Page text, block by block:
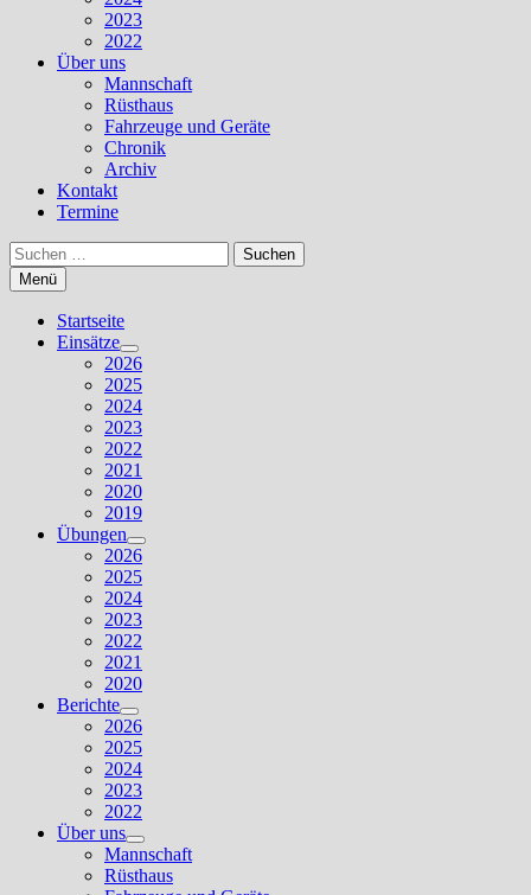
2023
2022
Über uns
Mannschaft
Rüsthaus
Fahrzeuge und Geräte
Chronik
Archiv
Kontakt
Termine
Suchen
nach:
Menü
Startseite
Einsätze
Untermenü
anzeigen
2026
2025
2024
2023
2022
2021
2020
2019
Übungen
Untermenü
anzeigen
2026
2025
2024
2023
2022
2021
2020
Berichte
Untermenü
anzeigen
2026
2025
2024
2023
2022
Über uns
Untermenü
anzeigen
Mannschaft
Rüsthaus